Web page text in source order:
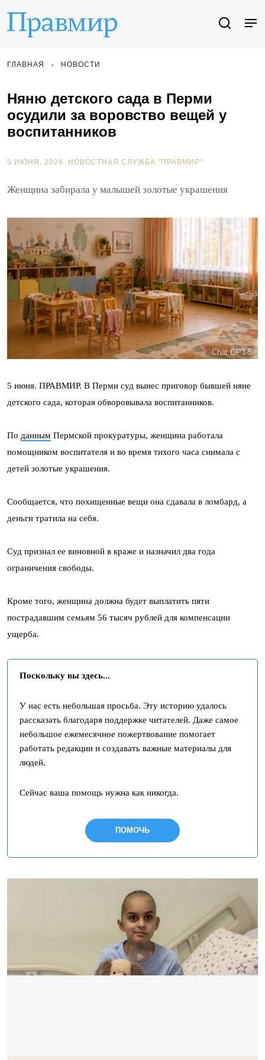
ГЛАВНАЯ НОВОСТИ
Няню детского сада в Перми
осудили за воровство вещей у
воспитанников
5 ИЮНЯ, 2026. НОВОСТНАЯ СЛУЖБА "ПРАВМИР"
Женщина забирала у малышей золотые украшения
Chat GPT-5
5 июня. ПРАВМИР. В Перми суд вынес приговор бывшей няне
детского сада, которая обворовывала воспитанников.
По данным Пермской прокуратуры, женщина работала
помощником воспитателя и во время тихого часа снимала с
детей золотые украшения.
Сообщается, что похищенные вещи она сдавала в ломбард, а
деньги тратила на себя.
Суд признал ее виновной в краже и назначил два года
ограничения свободы.
Кроме того, женщина должна будет выплатить пяти
пострадавшим семьям 56 тысяч рублей для компенсации
ущерба.
Поскольку вы здесь...
У нас есть небольшая просьба. Эту историю удалось
рассказать благодаря поддержке читателей. Даже самое
небольшое ежемесячное пожертвование помогает
работать редакции и создавать важные материалы для
людей.
Сейчас ваша помощь нужна как никогда.
ПОМОЧЬ